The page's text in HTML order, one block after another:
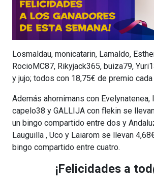
Losmaldau, monicatarin, Lamaldo,
RocioMC87, Rikyjack365, buiza79,
y jujo; todos con 18,75€ de premio cada
Además​​ ahornimans con Evelynatenea,
capelo38 y GALLIJA con flekin se
un bingo compartido entre dos y
Lauguilla , Uco y Laiarom se llevan
bingo compartido entre cuatro.
¡Felicidades a